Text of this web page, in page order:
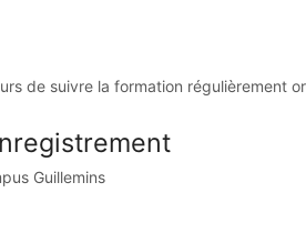
de suivre la formation régulièrement
Guillemins